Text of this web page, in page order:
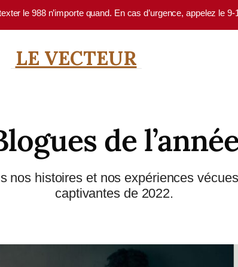
le 988 n’importe quand. En cas d’urgence, appelez le
LE VECTEUR
de
nos histoires et nos expériences
captivantes de 2022.